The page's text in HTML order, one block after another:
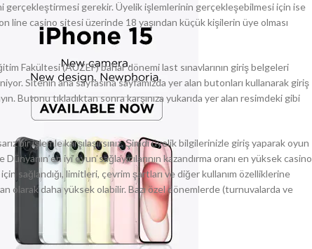
gerçekleştirmesi gerekir. Üyelik işlemlerinin gerçekleşebilmesi için ise
line casino sitesi üzerinde 18 yaşından küçük kişilerin üye olması
Fakültesi (AUZEF) bahar dönemi last sınavlarının giriş belgeleri
Sitenin ana sayfasına sayfamızda yer alan butonları kullanarak giriş
Butonu tıkladıktan sonra karşınıza yukarıda yer alan resimdeki gibi
bir işlemle karşılaşırsınız. Şimdi üyelik bilgilerinizle giriş yaparak oyun
en iyi oyun sağlayıcılarının kazandırma oranı en yüksek casino
sağlandığı, limitleri, çevrim şartları ve diğer kullanım özelliklerine
olarak daha yüksek olabilir. Bazı özel dönemlerde (turnuvalarda ve